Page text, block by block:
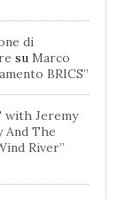
di
su Marco
BRICS”
with Jeremy
And The
River”